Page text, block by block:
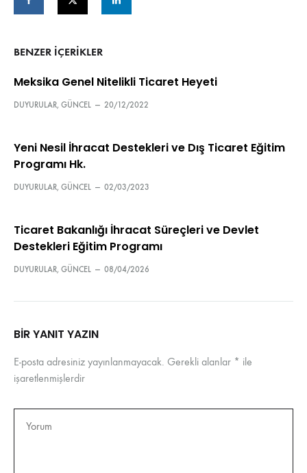
BENZER IÇERIKLER
Meksika Genel Nitelikli Ticaret Heyeti
DUYURULAR, GÜNCEL — 20/12/2022
Yeni Nesil İhracat Destekleri ve Dış Ticaret Eğitim
Programı Hk.
DUYURULAR, GÜNCEL — 02/03/2023
Ticaret Bakanlığı İhracat Süreçleri ve Devlet
Destekleri Eğitim Programı
DUYURULAR, GÜNCEL — 08/04/2026
BIR YANIT YAZIN
E-posta adresiniz yayınlanmayacak. Gerekli alanlar * ile
işaretlenmişlerdir